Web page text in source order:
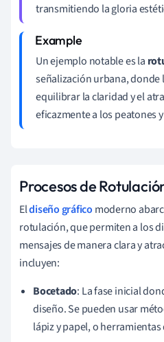
transmitiendo la gloria
Un ejemplo notable es la
señalización urbana,
equilibrar la claridad y el
eficazmente a los peatones
Procesos de
Eldiseño gráfico moderno
rotulación, que permiten a los
mensajes de manera clara y
incluyen:
Bocetado: La fase inicial
diseño. Se pueden usar
lápiz y papel, o herramientas